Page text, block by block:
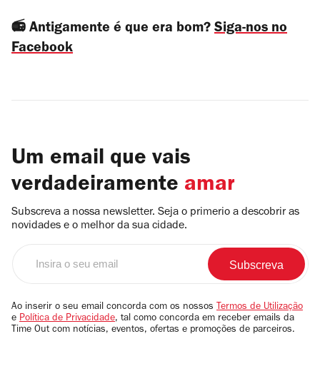
📻 Antigamente é que era bom? Siga-nos no
Facebook
Um email que vais
verdadeiramente amar
Subscreva a nossa newsletter. Seja o primerio a descobrir as
novidades e o melhor da sua cidade.
email
Ao inserir o seu email concorda com os nossos Termos de Utilização
e Política de Privacidade, tal como concorda em receber emails da
Time Out com notícias, eventos, ofertas e promoções de parceiros.